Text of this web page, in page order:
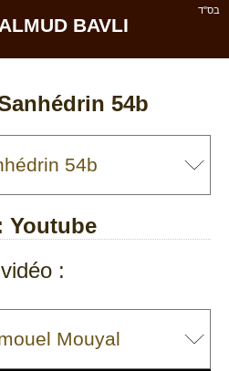
בס''ד
BAVLI
54b
Youtube
: